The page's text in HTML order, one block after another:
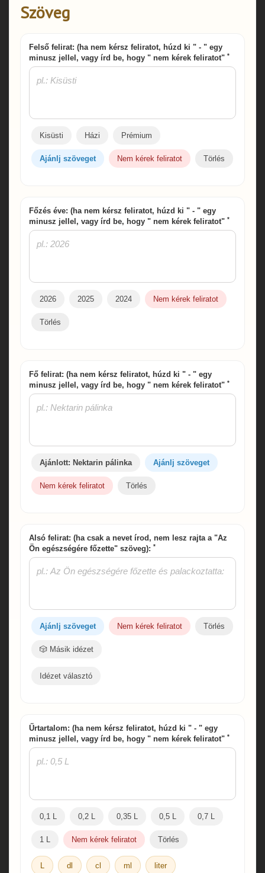
Szöveg
Felső felirat: (ha nem kérsz feliratot, húzd ki " - " egy
minusz jellel, vagy írd be, hogy " nem kérek feliratot" *
Kisüsti Házi Prémium
Ajánlj szöveget Nem kérek feliratot Törlés
Főzés éve: (ha nem kérsz feliratot, húzd ki " - " egy
minusz jellel, vagy írd be, hogy " nem kérek feliratot" *
2026 2025 2024 Nem kérek feliratot
Törlés
Fő felirat: (ha nem kérsz feliratot, húzd ki " - " egy
minusz jellel, vagy írd be, hogy " nem kérek feliratot" *
Ajánlott: Nektarin pálinka Ajánlj szöveget
Nem kérek feliratot Törlés
Alsó felirat: (ha csak a nevet írod, nem lesz rajta a "Az
Ön egészségére főzette" szöveg): *
Ajánlj szöveget Nem kérek feliratot Törlés
🎲 Másik idézet
Idézet választó
Űrtartalom: (ha nem kérsz feliratot, húzd ki " - " egy
minusz jellel, vagy írd be, hogy " nem kérek feliratot" *
0,1 L 0,2 L 0,35 L 0,5 L 0,7 L
1 L Nem kérek feliratot Törlés
L dl cl ml liter